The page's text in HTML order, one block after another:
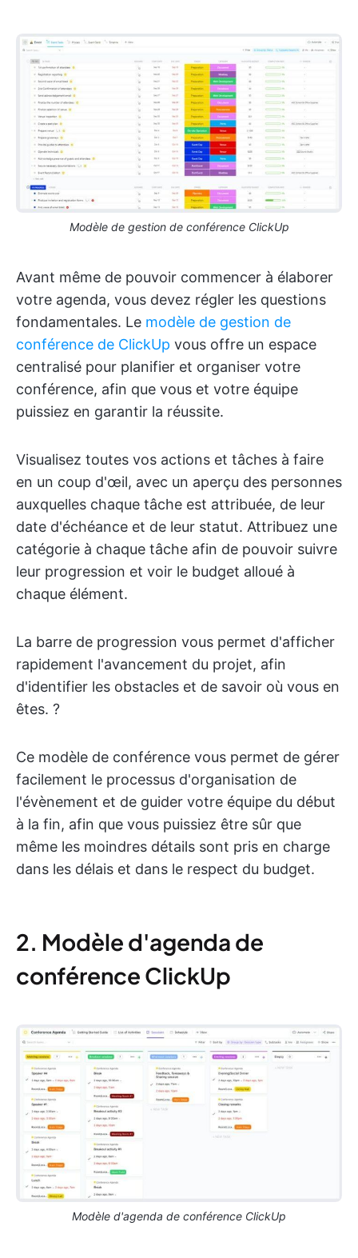
Modèle de gestion de conférence ClickUp
Avant même de pouvoir commencer à élaborer
votre agenda, vous devez régler les questions
fondamentales. Le modèle de gestion de
conférence de ClickUp vous offre un espace
centralisé pour planifier et organiser votre
conférence, afin que vous et votre équipe
puissiez en garantir la réussite.
Visualisez toutes vos actions et tâches à faire
en un coup d'œil, avec un aperçu des personnes
auxquelles chaque tâche est attribuée, de leur
date d'échéance et de leur statut. Attribuez une
catégorie à chaque tâche afin de pouvoir suivre
leur progression et voir le budget alloué à
chaque élément.
La barre de progression vous permet d'afficher
rapidement l'avancement du projet, afin
d'identifier les obstacles et de savoir où vous en
êtes. ?
Ce modèle de conférence vous permet de gérer
facilement le processus d'organisation de
l'évènement et de guider votre équipe du début
à la fin, afin que vous puissiez être sûr que
même les moindres détails sont pris en charge
dans les délais et dans le respect du budget.
2. Modèle d'agenda de
conférence ClickUp
Modèle d'agenda de conférence ClickUp